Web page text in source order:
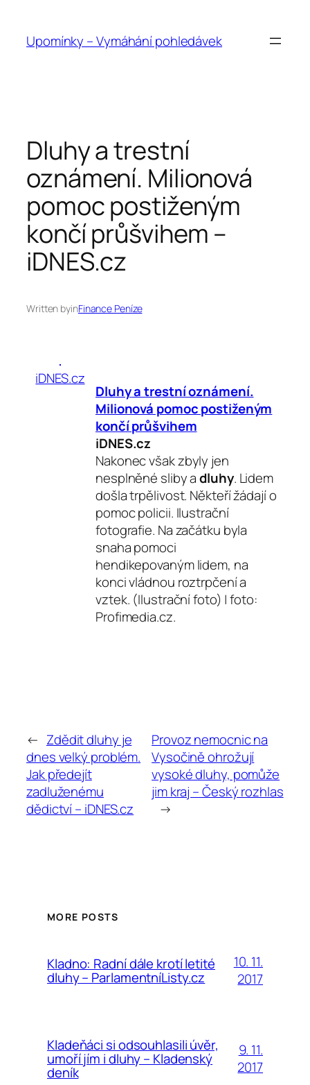
obsahUpomínky – Vymáhání pohledávek
Dluhy a trestní
oznámení. Milionová
pomoc postiženým
končí průšvihem –
iDNES.cz
Written byinFinance Peníze
iDNES.cz
Dluhya trestní oznámení.
Milionová pomoc postiženým
končí průšvihem
iDNES.cz
Nakonec však zbyly jen
nesplněné sliby adluhy. Lidem
došla trpělivost. Někteří žádají o
pomoc policii. Ilustrační
fotografie. Na začátku byla
snaha pomoci
hendikepovaným lidem, na
konci vládnou roztrpčení a
vztek. (Ilustrační foto) | foto:
Profimedia.cz.
← Zdědit dluhy je
dnes velký problém.
Jak předejít
zadluženému
dědictví – iDNES.cz
Provoz nemocnic na
Vysočině ohrožují
vysoké dluhy, pomůže
jim kraj – Český rozhlas
→
MORE POSTS
Kladno: Radní dále krotí letité
dluhy – ParlamentníListy.cz
10. 11.
2017
Kladeňáci si odsouhlasili úvěr,
umoří jím i dluhy – Kladenský
deník
9. 11.
2017